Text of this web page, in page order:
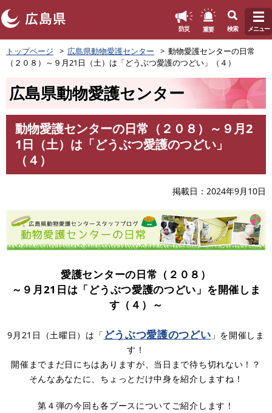
ペ
ー
防災 重要 検索 メニュー
トップページ 広島県動物愛護センター
動物愛護センターの日常
（２０８）～９月21日（土）は「どうぶつ愛護のつどい」（４）
広島県動物愛護センター
動物愛護センターの日常（２０８）～９月2
1日（土）は「どうぶつ愛護のつどい」
（４）
掲載日 2024年9月10日
愛護センターの日常（２０８）
～９月21日は「どうぶつ愛護のつどい」を開催しま
す（４）～
9月21日（土曜日）は「 どうぶつ愛護のつどい 」を開催しま
す！
開催までまだ日にちはありますが、当日まで待ち切れない！？
そんなあなたに、ちょっとだけ中身を紹介しますね！
第４弾の今回も各ブースについてご紹介します！